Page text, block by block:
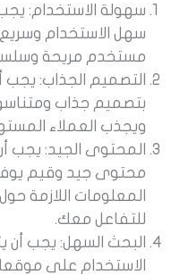
سهولة الاستخدام:
سهل الاستخدام وسريع
مستخدم مريحة
التصميم الجذاب: يجب
بتصميم جذاب
ويجذب العملاء
المحتوى الجيد: يجب
محتوى جيد وقيم
المعلومات اللازمة
للتفاعل معك.
البحث السهل: يجب
الاستخدام على